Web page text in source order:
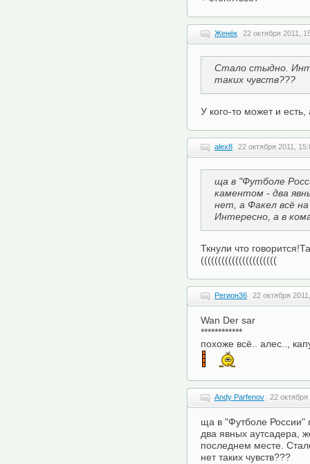
Женёк 22 октября 2011,
Стало стыдно.
таких чувств???
У кого-то может и
alex8 22 октября 2011,
ща в "Футболе
каментом - два
нет, а Факел всё
Интересно, а в
Ткнули что
((((((((((((((((((((((
Регион36 22 октября
Wan Der sar
************
похоже всё.. алес..,
Andy Parfenov 22
ща в "Футболе России"
два явных аутсадера,
последнем месте.
нет таких чувств???